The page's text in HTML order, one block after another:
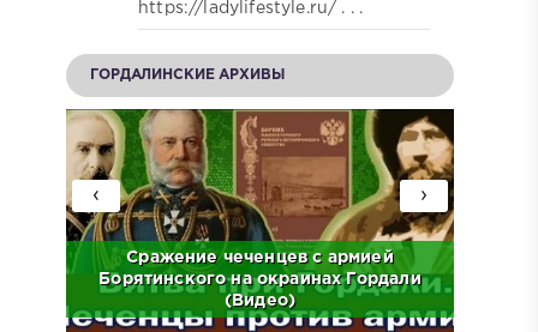
https://ladylifestyle.ru/ . . .
ГОРДАЛИНСКИЕ АРХИВЫ
Сражение чеченцев с армией
Борятинского на окраинах Гордали
(Видео)
›
‹